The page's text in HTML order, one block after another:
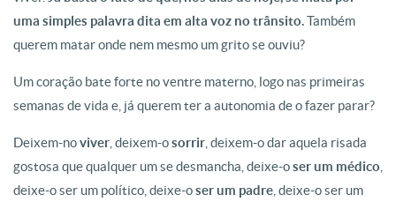
uma simples palavra dita em alta voz no trânsito.Também
querem matar onde nem mesmo um grito se ouviu?
Um coração bate forte no ventre materno, logo nas primeiras
semanas de vida e, já querem ter a autonomia de o fazer parar?
Deixem-noviver , deixem-osorrir , deixem-o dar aquela risada
gostosa que qualquer um se desmancha, deixe-oser um médico
deixe-o ser um político, deixe-oser um padre , deixe-o ser um